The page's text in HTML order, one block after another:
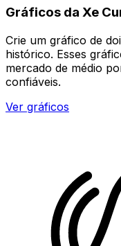
Gráficos da Xe
Crie um gráfico de
histórico. Esses
mercado de médio
confiáveis.
Ver gráficos